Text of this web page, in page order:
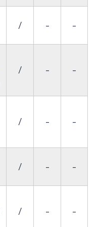
/ - -
/ - -
/ - -
/ - -
/ - -